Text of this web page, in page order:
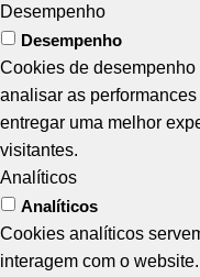
Desempenho
Desempenho
Cookies de
analisar as
entregar uma melhor
visitantes.
Analíticos
Analíticos
Cookies analíticos
interagem com o